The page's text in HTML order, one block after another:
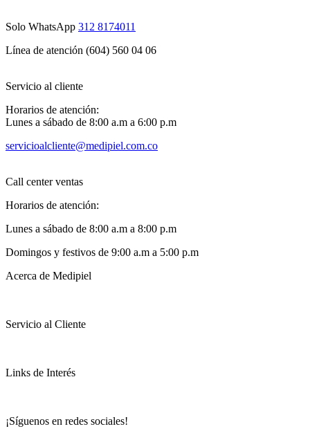
Solo WhatsApp 312 8174011
Línea de atención (604) 560 04 06
Servicio al cliente
Horarios de atención:
Lunes a sábado de 8:00 a.m a 6:00 p.m
servicioalcliente@medipiel.com.co
Call center ventas
Horarios de atención:
Lunes a sábado de 8:00 a.m a 8:00 p.m
Domingos y festivos de 9:00 a.m a 5:00 p.m
Acerca de Medipiel
Servicio al Cliente
Links de Interés
¡Síguenos en redes sociales!